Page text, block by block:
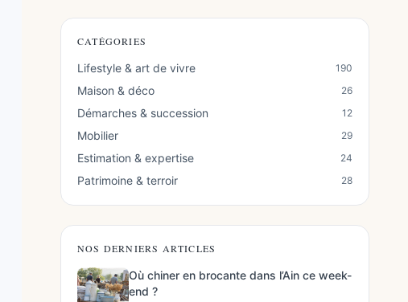
CATÉGORIES
Lifestyle & art de vivre 190
Maison & déco 26
Démarches & succession 12
Mobilier 29
Estimation & expertise 24
Patrimoine & terroir 28
NOS DERNIERS ARTICLES
Où chiner en brocante dans l’Ain ce week-
end ?